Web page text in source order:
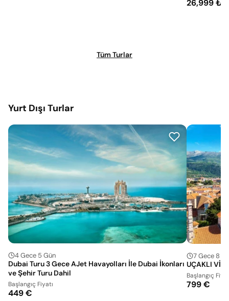
26,999 ₺
Tüm Turlar
Yurt Dışı Turlar
4 Gece 5 Gün
Dubai Turu 3 Gece AJet Havayolları İle Dubai İkonları
ve Şehir Turu Dahil
Başlangıç Fiyatı
449 €
7 Gece 8
UÇAKLI
Başlangıç
799 €